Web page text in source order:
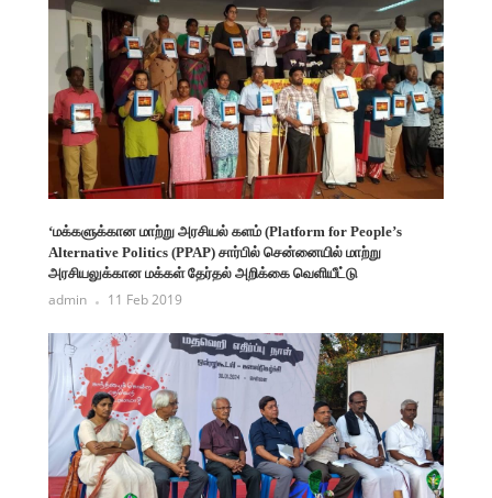
‘மக்களுக்கான மாற்று அரசியல் களம் (Platform for People’s
Alternative Politics (PPAP) சார்பில் சென்னையில் மாற்று
அரசியலுக்கான மக்கள் தேர்தல் அறிக்கை வெளியீட்டு
admin 11 Feb 2019